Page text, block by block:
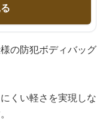
の防犯ボディバッグ
くい軽さを実現しな